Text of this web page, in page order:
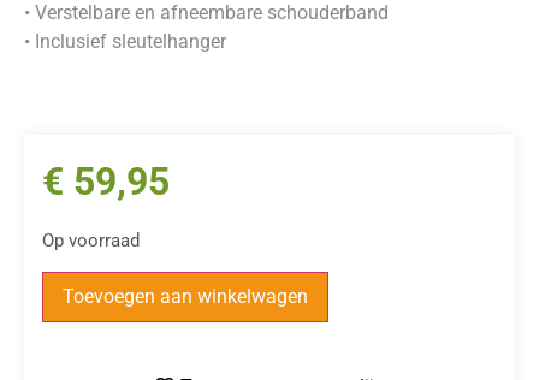
• Verstelbare en afneembare schouderband
• Inclusief sleutelhanger
€ 59,95
Op voorraad
Toevoegen aan winkelwagen